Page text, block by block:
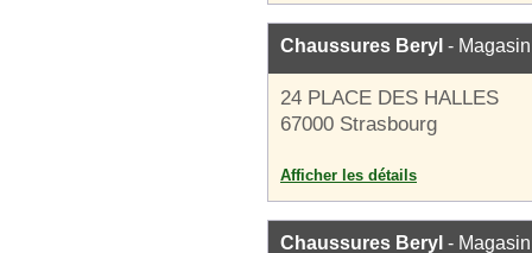
Chaussures Beryl -
24 PLACE DES HALLES
67000 Strasbourg
Afficher les détails
Chaussures Beryl -